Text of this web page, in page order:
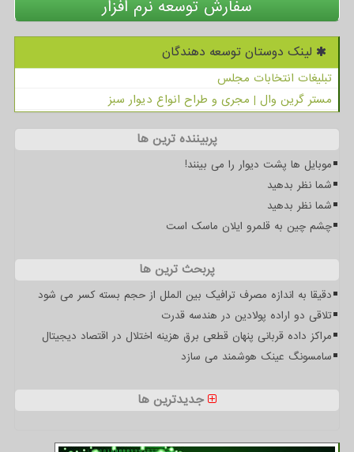
سفارش توسعه نرم افزار
لینک دوستان توسعه دهندگان
تبلیغات انتخابات مجلس
مستر گرین وال | مجری و طراح انواع دیوار سبز
پربیننده ترین ها
موبایل ها پشت دیوار را می بینند!
شما نظر بدهید
شما نظر بدهید
چشم چین به قلمرو ایلان ماسک است
پربحث ترین ها
دقیقا به اندازه مصرف ترافیک بین الملل از حجم بسته کسر می شود
تلاقی دو اراده پولادین در هندسه قدرت
مراکز داده قربانی پنهان قطعی برق هزینه اختلال در اقتصاد دیجیتال
سامسونگ عینک هوشمند می سازد
جدیدترین ها